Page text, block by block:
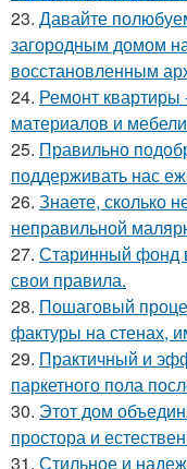
23. Давайте
загородным домом
восстановленным
24. Ремонт квартиры
материалов и
25. Правильно
поддерживать нас
26. Знаете, сколько
неправильной
27. Старинный фонд
свои правила.
28. Пошаговый
фактуры на стенах,
29. Практичный и
паркетного пола
30. Этот дом
простора и
31. Стильное и